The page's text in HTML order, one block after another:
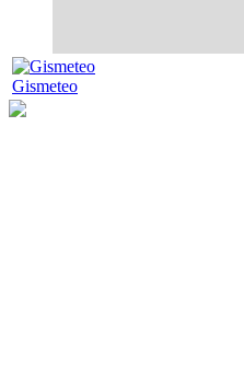
Gismeteo